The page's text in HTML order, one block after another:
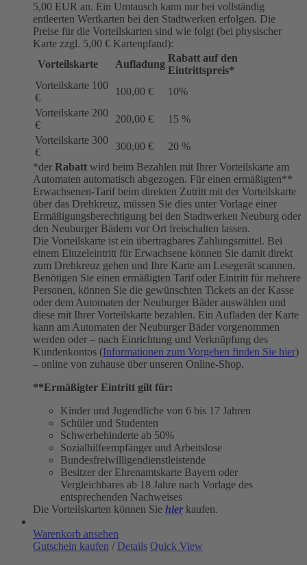
5,00 EUR an. Ein Umtausch kann nur bei vollständig
entleerten Wertkarten bei den Stadtwerken erfolgen. Die
Preise für die Vorteilskarten sind wie folgt (bei physischer
Karte zzgl. 5,00 € Kartenpfand):
Vorteilskarte
Aufladung
Rabatt auf den
Eintrittspreis*
Vorteilskarte 100
€
100,00 €
10%
Vorteilskarte 200
€
200,00 €
15 %
Vorteilskarte 300
€
300,00 €
20 %
*der Rabatt wird beim Bezahlen mit Ihrer Vorteilskarte am
Automaten automatisch abgezogen. Für einen ermäßigten**
Erwachsenen-Tarif beim direkten Zutritt mit der Vorteilskarte
über das Drehkreuz, müssen Sie dies unter Vorlage einer
Ermäßigungsberechtigung bei den Stadtwerken Neuburg oder
den Neuburger Bädern vor Ort freischalten lassen.
Die Vorteilskarte ist ein übertragbares Zahlungsmittel. Bei
einem Einzeleintritt für Erwachsene können Sie damit direkt
zum Drehkreuz gehen und Ihre Karte am Lesegerät scannen.
Benötigen Sie einen ermäßigten Tarif oder Eintritt für mehrere
Personen, können Sie die gewünschten Tickets an der Kasse
oder dem Automaten der Neuburger Bäder auswählen und
diese mit Ihrer Vorteilskarte bezahlen. Ein Aufladen der Karte
kann am Automaten der Neuburger Bäder vorgenommen
werden oder – nach Einrichtung und Verknüpfung des
Kundenkontos (Informationen zum Vorgehen finden Sie hier)
– online von zuhause über unseren Online-Shop.
**Ermäßigter Eintritt gilt für:
Kinder und Jugendliche von 6 bis 17 Jahren
Schüler und Studenten
Schwerbehinderte ab 50%
Sozialhilfeempfänger und Arbeitslose
Bundesfreiwilligendienstleistende
Besitzer der Ehrenamtskarte Bayern oder
Vergleichbares ab 18 Jahre nach Vorlage des
entsprechenden Nachweises
Die Vorteilskarten können Sie hier kaufen.
Warenkorb ansehen
Gutschein kaufen / Details Quick View